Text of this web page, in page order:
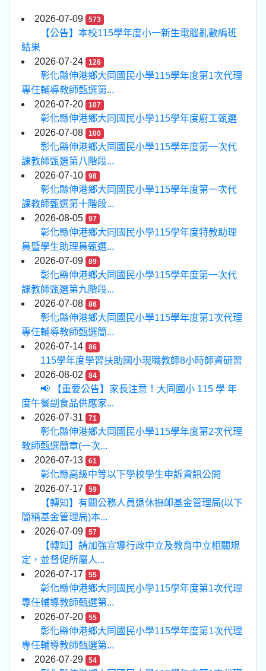
2026-07-09 573
【公告】本校115學年度小一新生電腦亂數編班
結果
2026-07-24
126
彰化縣伸港鄉大同國民小學115學年度第1次代理
專任輔導教師甄選第...
2026-07-20
107
彰化縣伸港鄉大同國民小學115學年度廚工甄選
2026-07-08
100
彰化縣伸港鄉大同國民小學115學年度第一次代
課教師甄選第八階段...
2026-07-10
98
彰化縣伸港鄉大同國民小學115學年度第一次代
課教師甄選第十階段...
2026-08-05
97
彰化縣伸港鄉大同國民小學115學年度特教助理
員暨學生助理員甄選...
2026-07-09
89
彰化縣伸港鄉大同國民小學115學年度第一次代
課教師甄選第九階段...
2026-07-08
86
彰化縣伸港鄉大同國民小學115學年度第1次代理
專任輔導教師甄選簡...
2026-07-14
86
115學年度學習扶助國小現職教師8小時師資研習
2026-08-02
84
📢 【重要公告】家長注意！大同國小 115 學 年
度午餐副食品供應家...
2026-07-31
71
彰化縣伸港鄉大同國民小學115學年度第2次代理
教師甄選簡章(一次...
2026-07-13
61
彰化縣高級中等以下學校學生申訴資訊公開
2026-07-17
59
【轉知】有關公務人員退休撫卹基金管理局(以下
簡稱基金管理局)本...
2026-07-09
57
【轉知】請加強宣導行政中立及教育中立相關規
定，並督促所屬人...
2026-07-17
55
彰化縣伸港鄉大同國民小學115學年度第1次代理
專任輔導教師甄選第...
2026-07-20
55
彰化縣伸港鄉大同國民小學115學年度第1次代理
專任輔導教師甄選第...
2026-07-29
54